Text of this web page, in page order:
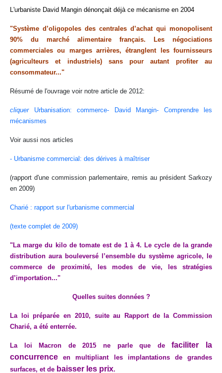
L'urbaniste David Mangin dénonçait déjà ce mécanisme en 2004
"Système d’oligopoles des centrales d’achat qui monopolisent
90% du marché alimentaire français. Les négociations
commerciales ou marges arrières, étranglent les fournisseurs
(agriculteurs et industriels) sans pour autant profiter au
consommateur..."
Résumé de l'ouvrage voir notre article de 2012:
cliquerUrbanisation: commerce- David Mangin- Comprendre les
mécanismes
Voir aussi nos articles
- Urbanisme commercial: des dérives à maîtriser
(rapport d'une commission parlementaire, remis au président Sarkozy
en 2009)
Charié : rapport sur l'urbanisme commercial
(texte complet de 2009)
"La marge du kilo de tomate est de 1 à 4. Le cycle de la grande
distribution aura bouleversé l’ensemble du système agricole, le
commerce de proximité, les modes de vie, les stratégies
d’importation..."
Quelles suites données ?
La loi préparée en 2010, suite au Rapport de la Commission
Charié, a été enterrée.
La loi Macron de 2015 ne parle que defaciliter la
concurrence en multipliant les implantations de grandes
surfaces, et de baisser les prix.